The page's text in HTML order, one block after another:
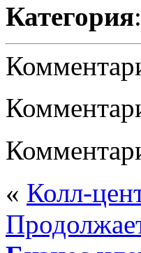
Категория:
« Колл-